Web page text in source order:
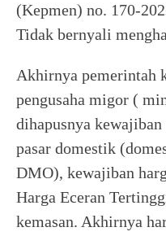
(Kepmen) no. 170-
Tidak bernyali
Akhirnya pemerintah
pengusaha migor (
dihapusnya kewajiban
pasar domestik
DMO), kewajiban
Harga Eceran
kemasan. Akhirnya